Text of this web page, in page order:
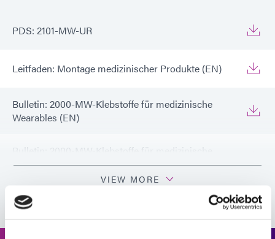
PDS: 2101-MW-UR
Leitfaden: Montage medizinischer Produkte (EN)
Bulletin: 2000-MW-Klebstoffe für medizinische
Wearables (EN)
Bulletin: 2000-MW-Klebstoffe für medizinische
Wearables (Europa|EN)
VIEW MORE